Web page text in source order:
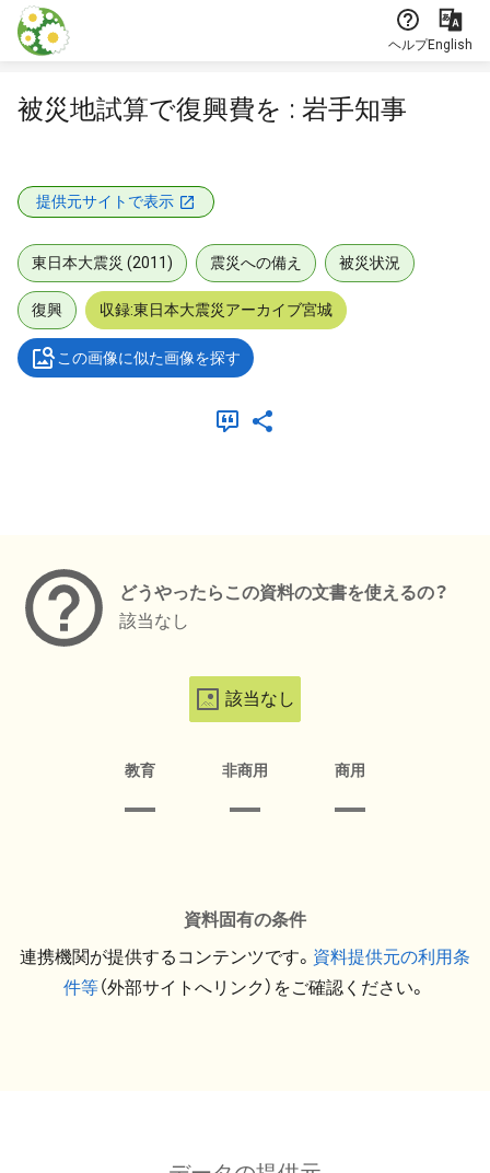
本文に飛ぶ
ヘルプEnglish
被災地試算で復興費を : 岩手知事
提供元サイトで表示
東日本大震災 (2011) 震災への備え 被災状況
復興 収録:東日本大震災アーカイブ宮城
この画像に似た画像を探す
どうやったらこの資料の文書を使えるの？
該当なし
該当なし
教育 非商用 商用
資料固有の条件
連携機関が提供するコンテンツです。 資料提供元の利用条
件等（外部サイトへリンク）をご確認ください。